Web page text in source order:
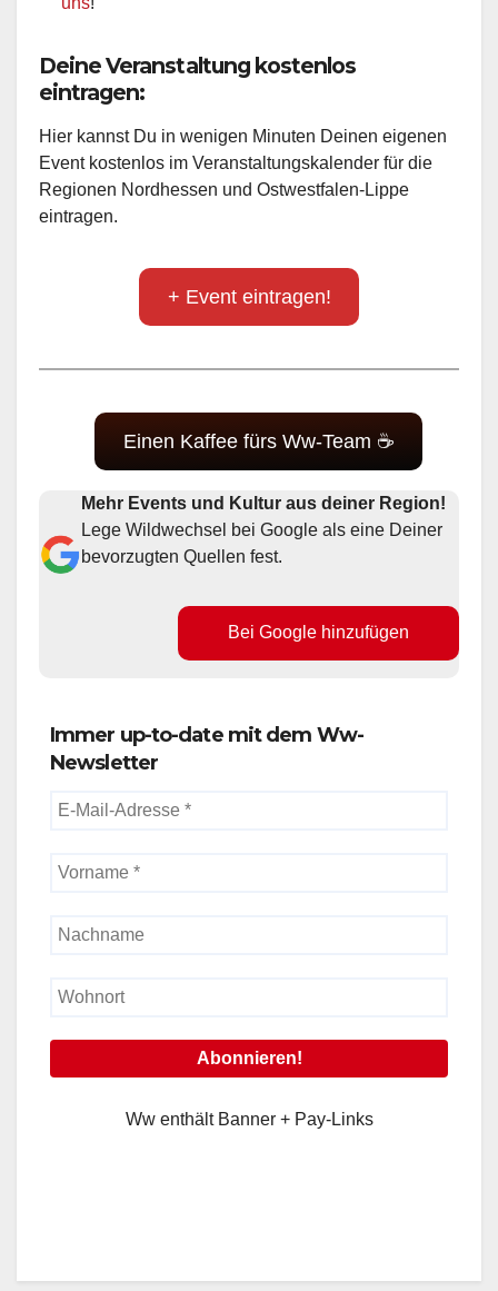
Deine Veranstaltung kostenlos
eintragen:
Hier kannst Du in wenigen Minuten Deinen eigenen
Event kostenlos im Veranstaltungskalender für die
Regionen Nordhessen und Ostwestfalen-Lippe
eintragen.
+ Event eintragen!
Einen Kaffee fürs Ww-Team ☕
Mehr Events und Kultur aus deiner Region!
Lege Wildwechsel bei Google als eine Deiner
bevorzugten Quellen fest.
Bei Google hinzufügen
Immer up-to-date mit dem Ww-
Newsletter
Ww enthält Banner + Pay-Links